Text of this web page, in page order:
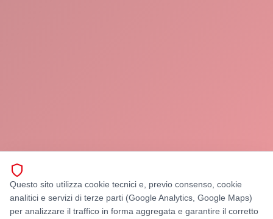
Questo sito utilizza cookie tecnici e, previo consenso, cookie
analitici e servizi di terze parti (Google Analytics, Google Maps)
per analizzare il traffico in forma aggregata e garantire il corretto